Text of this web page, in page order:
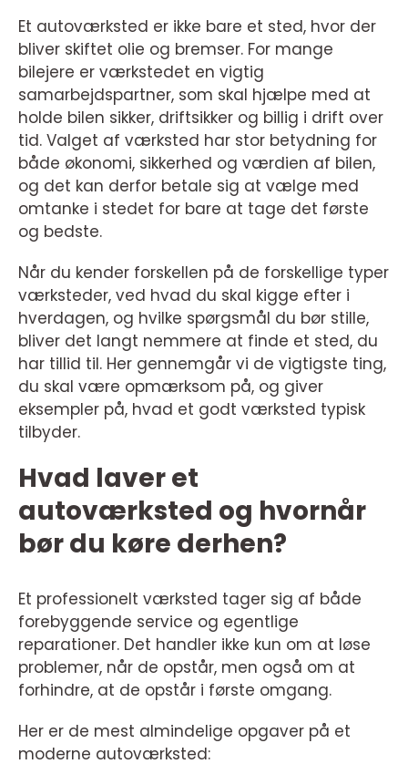
Et autoværksted er ikke bare et sted, hvor der
bliver skiftet olie og bremser. For mange
bilejere er værkstedet en vigtig
samarbejdspartner, som skal hjælpe med at
holde bilen sikker, driftsikker og billig i drift over
tid. Valget af værksted har stor betydning for
både økonomi, sikkerhed og værdien af bilen,
og det kan derfor betale sig at vælge med
omtanke i stedet for bare at tage det første
og bedste.
Når du kender forskellen på de forskellige typer
værksteder, ved hvad du skal kigge efter i
hverdagen, og hvilke spørgsmål du bør stille,
bliver det langt nemmere at finde et sted, du
har tillid til. Her gennemgår vi de vigtigste ting,
du skal være opmærksom på, og giver
eksempler på, hvad et godt værksted typisk
tilbyder.
Hvad laver et
autoværksted og hvornår
bør du køre derhen?
Et professionelt værksted tager sig af både
forebyggende service og egentlige
reparationer. Det handler ikke kun om at løse
problemer, når de opstår, men også om at
forhindre, at de opstår i første omgang.
Her er de mest almindelige opgaver på et
moderne autoværksted: